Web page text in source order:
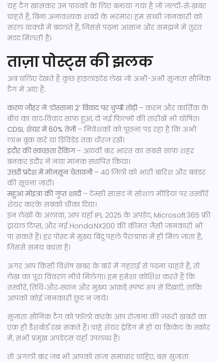
यह टैग खासकर उन पाठकों के लिए बनाया गया है जो जल्दी‑से‑ख़बर
चाहते हैं, बिना अनावश्यक शब्दों के भरमार। हम सच्ची जानकारी को
सरल वाक्यों में बदलते हैं, जिससे पढ़ना आसान और समझने में तुरंत
मदद मिलती है।
ताज़ा पोस्ट्स की झलक
अब चलिए देखते हैं कुछ हाइलाइटेड लेख जो अभी-अभी सुजाता सौनिक
टैग में आए हैं:
करण जौहर ने ‘दोस्ताना 2’ विवाद पर चुप्पी तोड़ी– करन और कार्तिक के
बीच का वाद‑विवाद साफ़ हुआ, दो नई फ़िल्मों की तारीखें भी घोषित।
CDSL शेयर में 60% तेज़ी– निवेशकों को पूछना पड़ रहा है कि अभी
लाभ बुक करें या डिविडेंड तक धीरज रखें।
इंदौर की स्वच्छता रैंकिंग– आठवीं बार भारत का सबसे साफ़ शहर
बनकर इंदौर ने नया मानक स्थापित किया।
उत्तरी प्रदेश में मोनसून चेतावनी– 40 जिलों को भारी बारिश और बवंडर
की सूचना जारी।
महुआ मोइत्रा की गुप्त शादी– टेम्सी सांसद ने सोशल मीडिया पर तस्वीरें
शेयर करके सबको चौंका दिया।
इन लेखों के अलावा, आप यहाँ IPL 2025 के अपडेट, Microsoft 365 फ्री
ट्रायल टिप्स, और नई Honda NX200 की कीमत जैसी जानकारी भी
पा सकते हैं। हर पोस्ट में मुख्य बिंदु पहले पैराग्राफ़ में ही मिल जाता है,
जिससे समय बचता है।
अगर आप किसी विशेष ख़बर के बारे में गहराई से पढ़ना चाहते हैं, तो
लेख का पूरा विवरण नीचे मिलेगा। हम हमेशा कोशिश करते हैं कि
तस्वीरें, तिथि‑और‑स्थान और मुख्य आंकड़े स्पष्ट रूप से दिखाएँ, ताकि
आपको कोई जानकारी छूट न जाये।
सुजाता सौनिक टैग को फॉलो करके आप रोज़ाना की ज़रूरी ख़बरों का
एक ही डैशबोर्ड रख सकते हैं। चाहे शेयर ट्रेडिंग में हों या क्रिकेट के स्कोर
में, सभी प्रमुख अपडेट्स यहाँ उपलब्ध हैं।
तो अगली बार जब भी आपको ताज़ा समाचार चाहिए, बस सुजाता